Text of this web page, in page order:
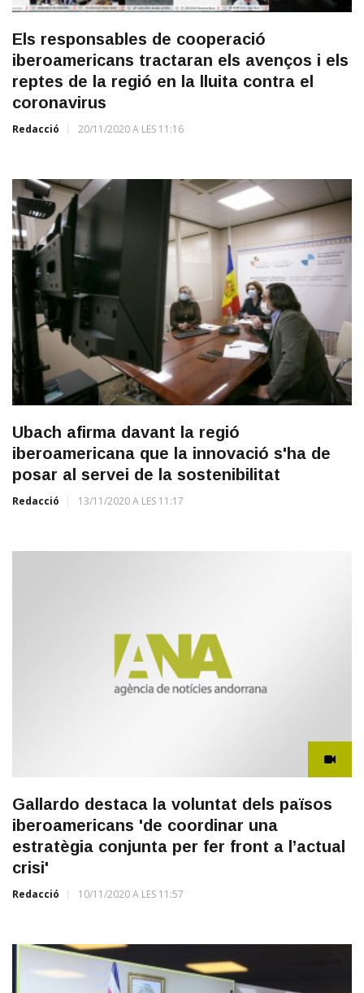
Els responsables de cooperació
iberoamericans tractaran els avenços i els
reptes de la regió en la lluita contra el
coronavirus
Redacció 20/11/2020 A LES 11:16
Ubach afirma davant la regió
iberoamericana que la innovació s'ha de
posar al servei de la sostenibilitat
Redacció 13/11/2020 A LES 11:17
Gallardo destaca la voluntat dels països
iberoamericans 'de coordinar una
estratègia conjunta per fer front a l’actual
crisi'
Redacció 10/11/2020 A LES 11:57